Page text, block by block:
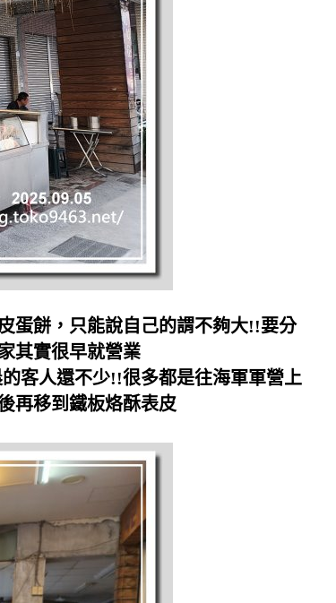
蛋餅，只能說自己的謂不夠大!!要分
其實很早就營業
客人還不少!!很多都是往海軍軍營上
再移到鐵板烙酥表皮